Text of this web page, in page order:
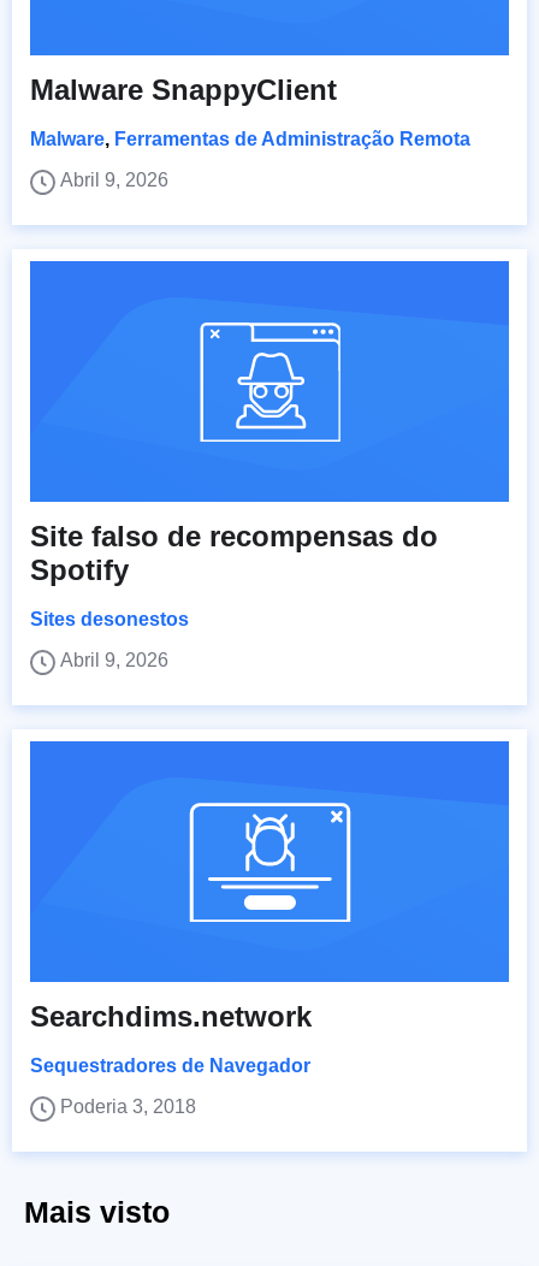
Malware SnappyClient
Malware, Ferramentas de Administração Remota
Abril 9, 2026
Site falso de recompensas do
Spotify
Sites desonestos
Abril 9, 2026
Searchdims.network
Sequestradores de Navegador
Poderia 3, 2018
Mais visto